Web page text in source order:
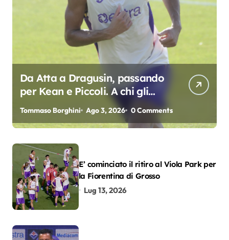
Da Atta a Dragusin, passando
per Kean e Piccoli. A chi gli
oscar del precampionato?
Tommaso Borghini Ago 3, 2026 0 Comments
E’ cominciato il ritiro al Viola Park per
la Fiorentina di Grosso
Lug 13, 2026